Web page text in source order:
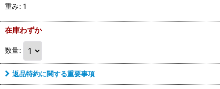
重み: 1
在庫わずか
数量:
返品特約に関する重要事項